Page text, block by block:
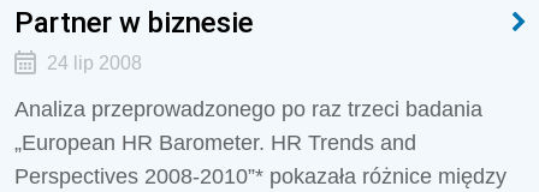
Partner w biznesie
24 lip 2008
Analiza przeprowadzonego po raz trzeci badania
„European HR Barometer. HR Trends and
Perspectives 2008-2010”* pokazała różnice między